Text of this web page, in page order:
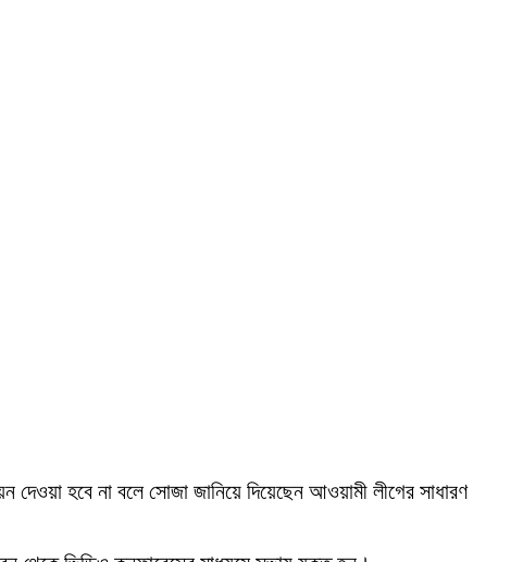
দেওয়া হবে না বলে সোজা জানিয়ে দিয়েছেন আওয়ামী লীগের সাধারণ